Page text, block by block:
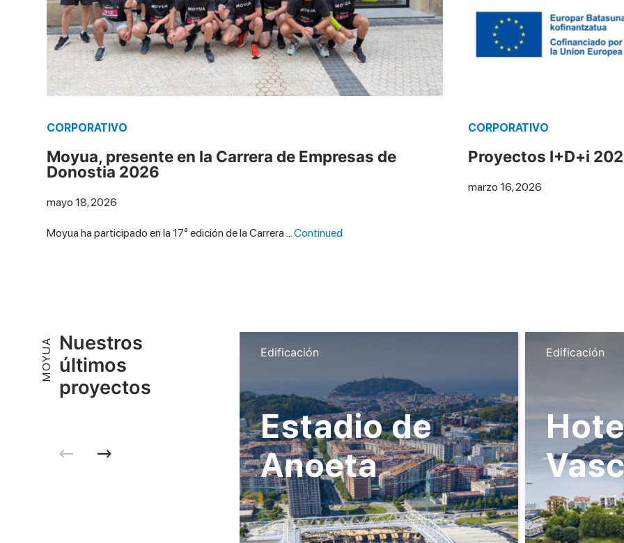
CORPORATIVO
Moyua, presente en la Carrera de Empresas de
Donostia 2026
mayo 18, 2026
Moyua ha participado en la 17ª edición de la Carrera …Continued
CORPORATIVO
Proyectos I+D+i
marzo 16, 2026
MOYUA Nuestros
últimos
proyectos
Edificación
Estadio de
Anoeta
Edificación